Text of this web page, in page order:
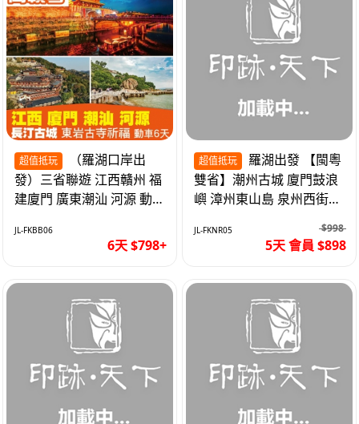
超值抵玩
發）三省聯遊 江西贛州 福
建廈門 廣東潮汕 河源 動車
JL-FKBB06
6天 $798+
超值抵玩
雙省】潮州古城 廈門鼓浪
嶼 漳州東山島 泉州西街
超值抵玩5天
JL-FKNR05 $998
5天 會員 $898